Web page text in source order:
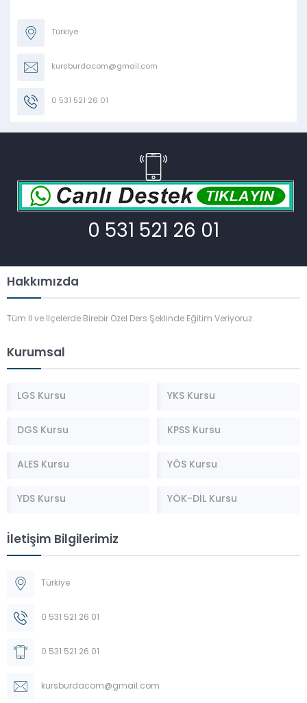
Türkiye
kursburdacom@gmail.com
0 531 521 26 01
0 531 521 26 01
Hakkımızda
Tüm İl ve İlçelerde Birebir Özel Ders Şeklinde Eğitim Veriyoruz.
Kurumsal
LGS Kursu YKS Kursu
DGS Kursu KPSS Kursu
ALES Kursu YÖS Kursu
YDS Kursu YÖK-DİL Kursu
İletişim Bilgilerimiz
Türkiye
0 531 521 26 01
0 531 521 26 01
kursburdacom@gmail.com